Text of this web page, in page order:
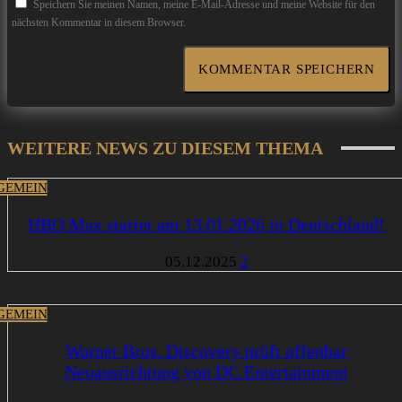
Speichern Sie meinen Namen, meine E-Mail-Adresse und meine Website für den
nächsten Kommentar in diesem Browser.
WEITERE NEWS ZU DIESEM THEMA
HBO Max startet am 13.01.2026 in Deutschland!
05.12.2025 2
Warner Bros. Discovery prüft offenbar
Neuausrichtung von DC Entertainment